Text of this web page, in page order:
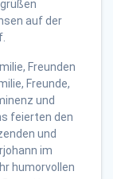
Freunden
Freunde,
und
feierten den
und
im
humorvollen